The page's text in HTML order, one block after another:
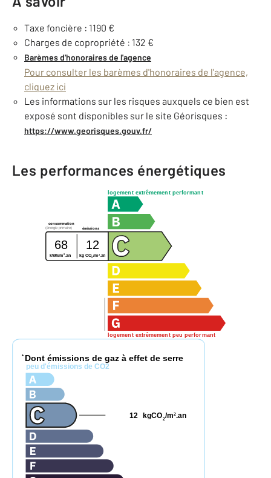
Taxe foncière : 1190 €
Charges de copropriété : 132 €
Barèmes d'honoraires de l'agence
Pour consulter les barèmes d'honoraires de l'agence,
cliquez ici
Les informations sur les risques auxquels ce bien est
exposé sont disponibles sur le site Géorisques :
https://www.georisques.gouv.fr/
Les performances énergétiques
logement extrêmement performant
logement extrêmement peu performant
consommation
émissions
(énergie primaire)
68 12
kWh/m 2 .an kg CO2/m2.an
* Dont émissions de gaz à effet de serre
peu d'émissions de CO2
kgCO2/m2.an
12